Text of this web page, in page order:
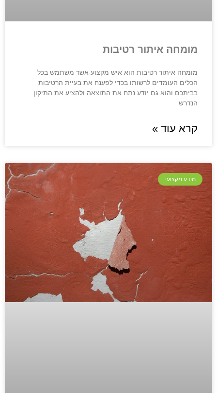
מומחה איתור רטיבות
מומחה איתור רטיבות הוא איש מקצוע אשר משתמש בכל
הכלים העומדים לרשותו בכדי לפענח את בעיית הרטיבות
בביתכם והוא גם יודע נתח את התוצאה ולהציע את התיקון
הנדרש
קרא עוד »
מידע מקצועי